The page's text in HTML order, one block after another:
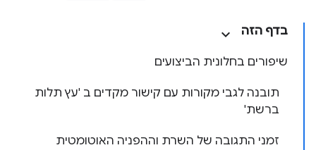
בדף הזה
שיפורים בחלונית הביצועים
תובנה לגבי מקורות עם קישור מקדים ב 'עץ תלות
ברשת'
זמני התגובה של השרת וההפניה האוטומטית